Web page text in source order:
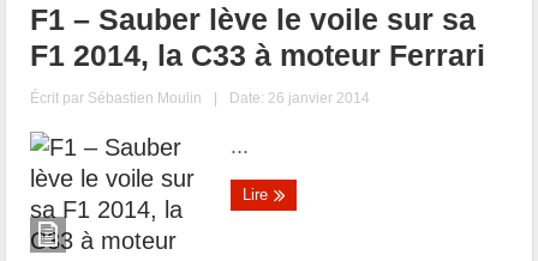
F1 – Sauber lève le voile sur sa
F1 2014, la C33 à moteur Ferrari
Écrit par Sébastien Moulin | Date: 26 janvier 2014
...
Lire